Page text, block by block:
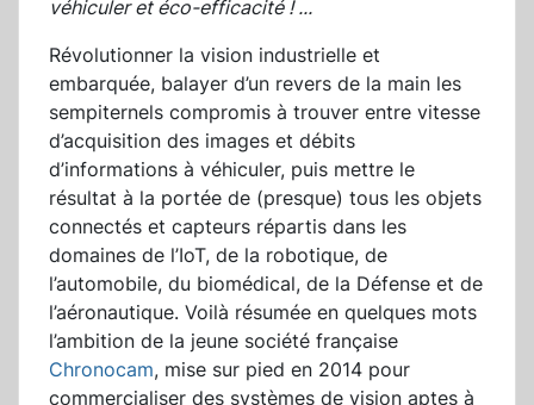
véhiculer et éco-efficacité !...
Révolutionner la vision industrielle et
embarquée, balayer d’un revers de la main les
sempiternels compromis à trouver entre vitesse
d’acquisition des images et débits
d’informations à véhiculer, puis mettre le
résultat à la portée de (presque) tous les objets
connectés et capteurs répartis dans les
domaines de l’IoT, de la robotique, de
l’automobile, du biomédical, de la Défense et de
l’aéronautique. Voilà résumée en quelques mots
l’ambition de la jeune société française
Chronocam, mise sur pied en 2014 pour
commercialiser des systèmes de vision aptes à